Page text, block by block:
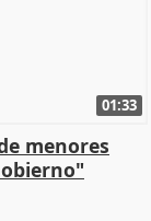
01:33
menores